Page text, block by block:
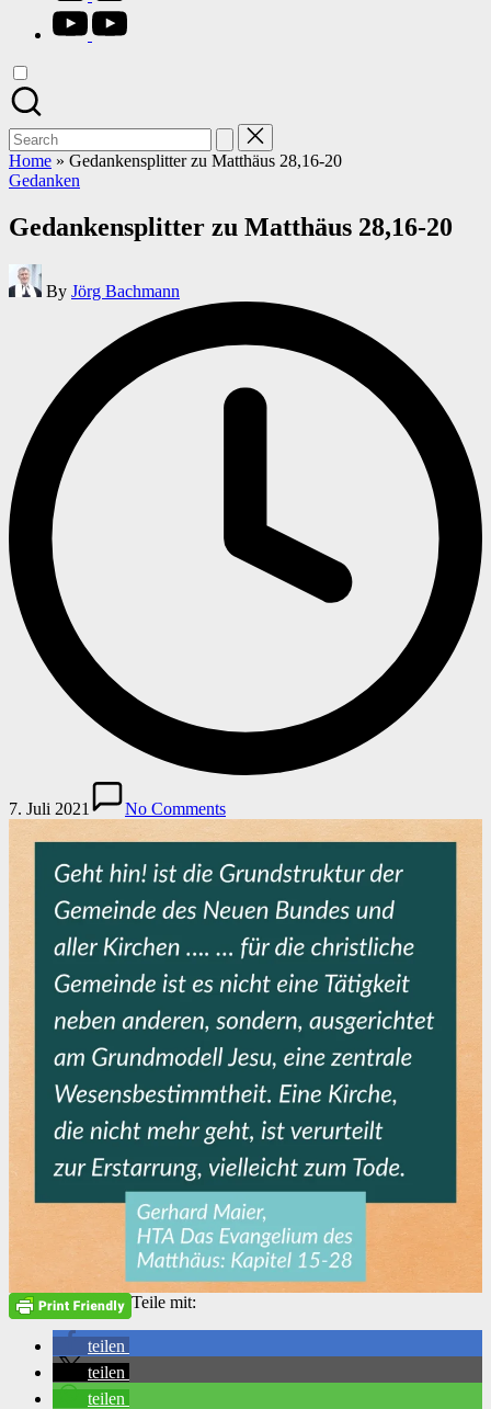
youtube.com
Search
for:
Home » Gedankensplitter zu Matthäus 28,16-20
Posted
Gedanken
Gedankensplitter zu Matthäus 28,16-20
Posted
by
By Jörg Bachmann
7. Juli 2021 No Comments
Teile mit:
teilen
teilen
teilen